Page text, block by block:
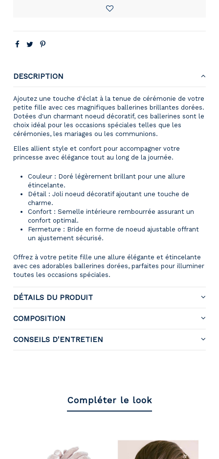
DESCRIPTION
Ajoutez une touche d'éclat à la tenue de cérémonie de votre
petite fille avec ces magnifiques ballerines brillantes dorées.
Dotées d'un charmant noeud décoratif, ces ballerines sont le
choix idéal pour les occasions spéciales telles que les
cérémonies, les mariages ou les communions.
Elles allient style et confort pour accompagner votre
princesse avec élégance tout au long de la journée.
Couleur : Doré légèrement brillant pour une allure
étincelante.
Détail : Joli noeud décoratif ajoutant une touche de
charme.
Confort : Semelle intérieure rembourrée assurant un
confort optimal.
Fermeture : Bride en forme de noeud ajustable offrant
un ajustement sécurisé.
Offrez à votre petite fille une allure élégante et étincelante
avec ces adorables ballerines dorées, parfaites pour illuminer
toutes les occasions spéciales.
DÉTAILS DU PRODUIT
COMPOSITION
CONSEILS D'ENTRETIEN
Compléter le look